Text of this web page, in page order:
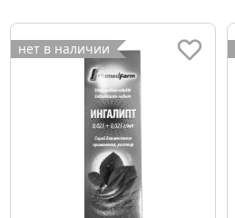
нет в наличии